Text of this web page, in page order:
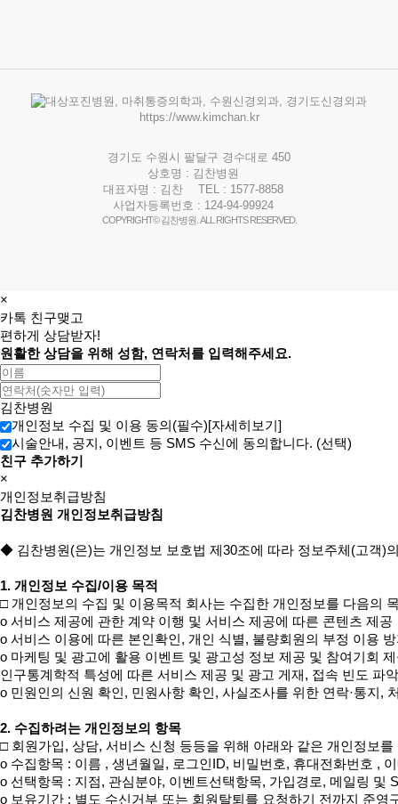
https://www.kimchan.kr
경기도 수원시 팔달구 경수대로 450
상호명 : 김찬병원
대표자명 : 김찬
TEL : 1577-8858
사업자등록번호 : 124-94-99924
COPYRIGHT© 김찬병원. ALL RIGHTS RESERVED.
×
카톡 친구맺고
편하게 상담받자!
원활한 상담을 위해 성함, 연락처를 입력해주세요.
김찬병원
개인정보 수집 및 이용 동의(필수)[자세히보기]
시술안내, 공지, 이벤트 등 SMS 수신에 동의합니다. (선택)
친구 추가하기
×
개인정보취급방침
김찬병원 개인정보취급방침
◆ 김찬병원(은)는 개인정보 보호법 제30조에 따라 정보주체(고객)
1. 개인정보 수집/이용 목적
□ 개인정보의 수집 및 이용목적 회사는 수집한 개인정보를 다음의
ο 서비스 제공에 관한 계약 이행 및 서비스 제공에 따른 콘텐츠 제공
ο 서비스 이용에 따른 본인확인, 개인 식별, 불량회원의 부정 이용
ο 마케팅 및 광고에 활용 이벤트 및 광고성 정보 제공 및 참여기회
인구통계학적 특성에 따른 서비스 제공 및 광고 게재, 접속 빈도 파
ο 민원인의 신원 확인, 민원사항 확인, 사실조사를 위한 연락·통지,
2. 수집하려는 개인정보의 항목
□ 회원가입, 상담, 서비스 신청 등등을 위해 아래와 같은 개인정보
ο 수집항목 : 이름 , 생년월일, 로그인ID, 비밀번호, 휴대전화번호 ,
ο 선택항목 : 지점, 관심분야, 이벤트선택항목, 가입경로, 메일링 및
ο 보유기간 : 별도 수신거부 또는 회원탈퇴를 요청하기 전까지 준영